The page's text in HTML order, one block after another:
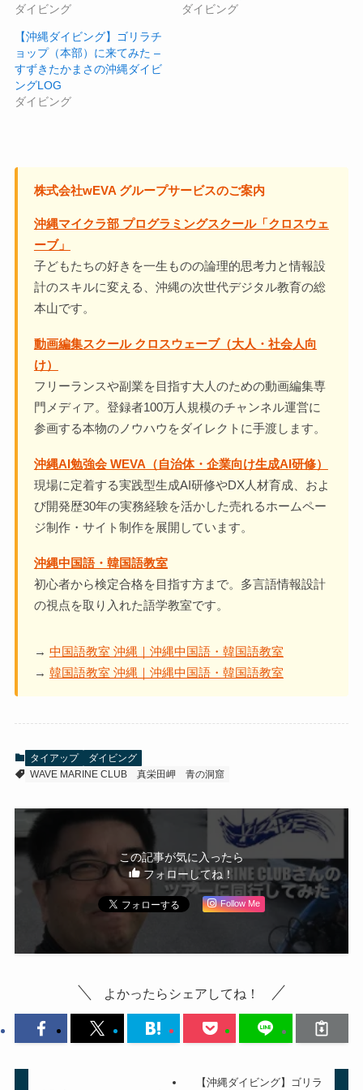
ダイビング
ダイビング
【沖縄ダイビング】ゴリラチ
ョップ（本部）に来てみた –
すずきたかまさの沖縄ダイビ
ングLOG
ダイビング
株式会社wEVA グループサービスのご案内
沖縄マイクラ部 プログラミングスクール「クロスウェ
ーブ」
子どもたちの好きを一生ものの論理的思考力と情報設
計のスキルに変える、沖縄の次世代デジタル教育の総
本山です。
動画編集スクール クロスウェーブ（大人・社会人向
け）
フリーランスや副業を目指す大人のための動画編集専
門メディア。登録者100万人規模のチャンネル運営に
参画する本物のノウハウをダイレクトに手渡します。
沖縄AI勉強会 WEVA（自治体・企業向け生成AI研修）
現場に定着する実践型生成AI研修やDX人材育成、およ
び開発歴30年の実務経験を活かした売れるホームペー
ジ制作・サイト制作を展開しています。
沖縄中国語・韓国語教室
初心者から検定合格を目指す方まで。多言語情報設計
の視点を取り入れた語学教室です。
→ 中国語教室 沖縄｜沖縄中国語・韓国語教室
→ 韓国語教室 沖縄｜沖縄中国語・韓国語教室
タイアップ
ダイビング
WAVE MARINE CLUB
真栄田岬 青の洞窟
この記事が気に入ったら
フォローしてね！
Follow Me
よかったらシェアしてね！
【沖縄ダイビング】ゴリラ